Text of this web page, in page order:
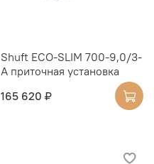
Shuft ECO-SLIM 700-9,0/3-
А приточная установка
165 620 ₽